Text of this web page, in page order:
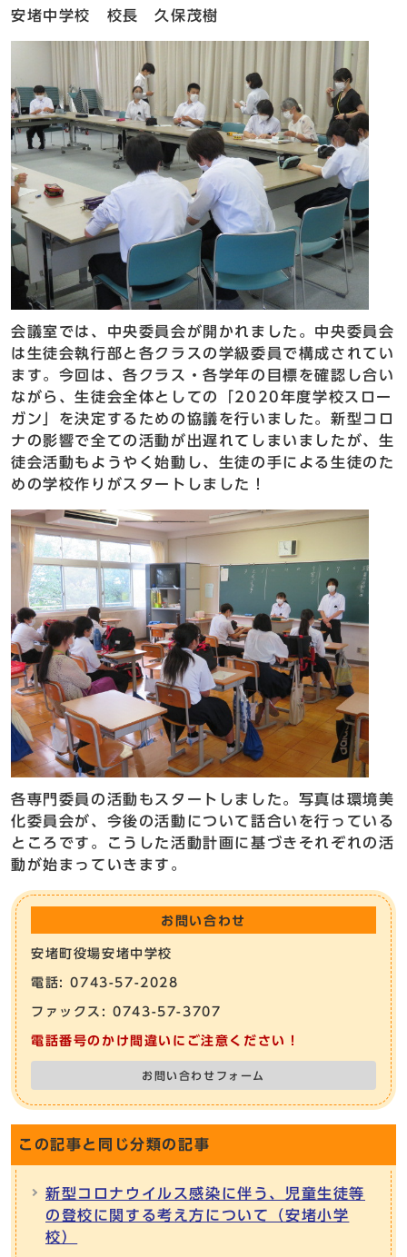
安堵中学校 校長 久保茂樹
会議室では、中央委員会が開かれました。中央委員会
は生徒会執行部と各クラスの学級委員で構成されてい
ます。今回は、各クラス・各学年の目標を確認し合い
ながら、生徒会全体としての「2020年度学校スロー
ガン」を決定するための協議を行いました。新型コロ
ナの影響で全ての活動が出遅れてしまいましたが、生
徒会活動もようやく始動し、生徒の手による生徒のた
めの学校作りがスタートしました！
各専門委員の活動もスタートしました。写真は環境美
化委員会が、今後の活動について話合いを行っている
ところです。こうした活動計画に基づきそれぞれの活
動が始まっていきます。
お問い合わせ
安堵町役場安堵中学校
電話: 0743-57-2028
ファックス: 0743-57-3707
電話番号のかけ間違いにご注意ください！
お問い合わせフォーム
この記事と同じ分類の記事
新型コロナウイルス感染に伴う、児童生徒等
の登校に関する考え方について（安堵小学
校）